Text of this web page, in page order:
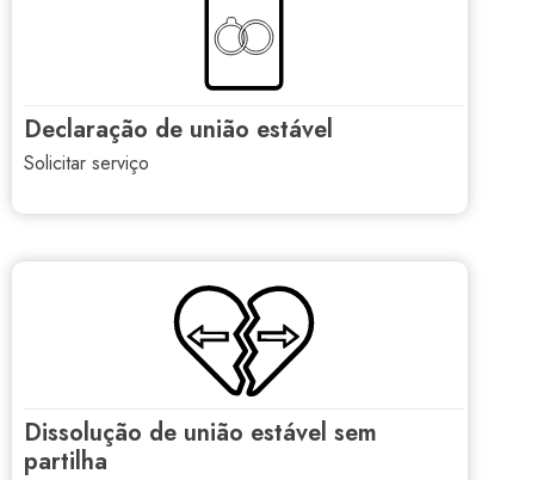
declaração de união estável
solicitar serviço
dissolução de união estável sem
partilha